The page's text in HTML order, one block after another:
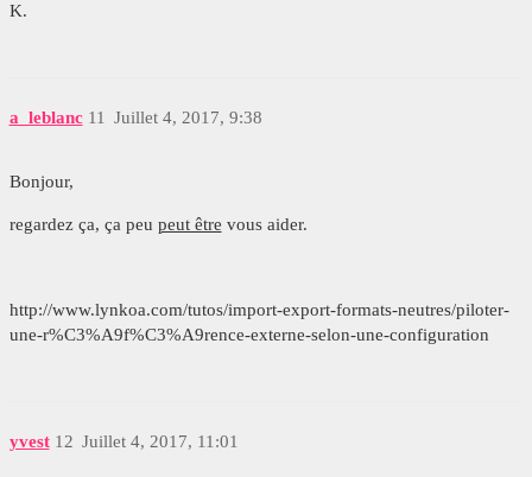
K.
a_leblanc Juillet 4, 2017, 9:38
11
Bonjour,
regardez ça, ça peu peut être vous aider.
http://www.lynkoa.com/tutos/import-export-formats-neutres/piloter-
une-r%C3%A9f%C3%A9rence-externe-selon-une-configuration
yvest Juillet 4, 2017, 11:01
12